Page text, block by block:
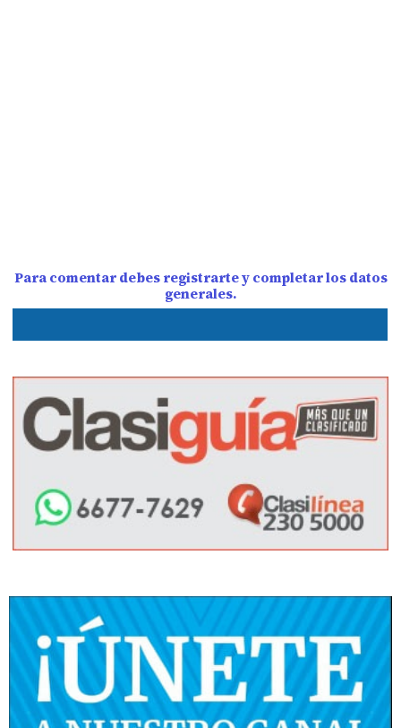
Para comentar debes registrarte y completar los datos
generales.